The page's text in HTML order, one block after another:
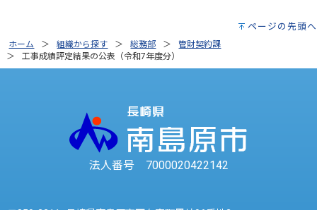
ページの先頭へ
ホーム 組織から探す 総務部
管財契約課
工事成績評定結果の公表（令和7年度分）
法人番号 7000020422142